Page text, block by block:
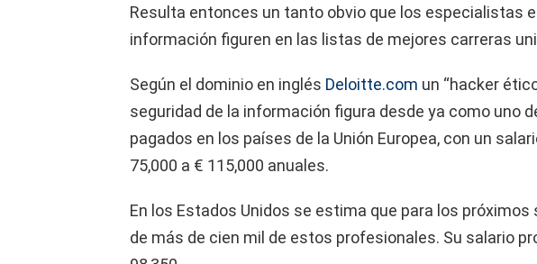
Resulta entonces un tanto obvio que los especialistas
información figuren en las listas de mejores carreras
Según el dominio en inglés Deloitte.com un “hacker
seguridad de la información figura desde ya como uno
pagados en los países de la Unión Europea, con un
75,000 a € 115,000 anuales.
En los Estados Unidos se estima que para los
de más de cien mil de estos profesionales. Su salario